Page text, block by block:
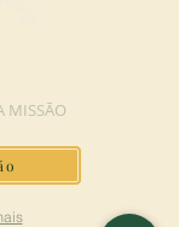
MISSÃO